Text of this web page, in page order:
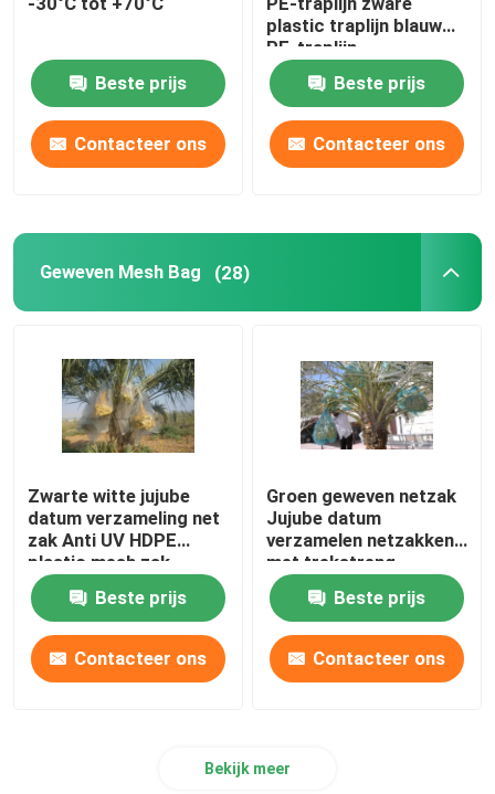
Beste prijs
Contacteer ons
plastic traplijn blauw
PE-traplijn
Beste prijs
Contacteer ons
Geweven Mesh Bag (28)
Zwarte witte jujube
datum verzameling net
zak Anti UV HDPE
plastic mesh zak
Beste prijs
Contacteer ons
Groen geweven netzak
Jujube datum
verzamelen netzakken
met trekstreng
Beste prijs
Contacteer ons
Bekijk meer